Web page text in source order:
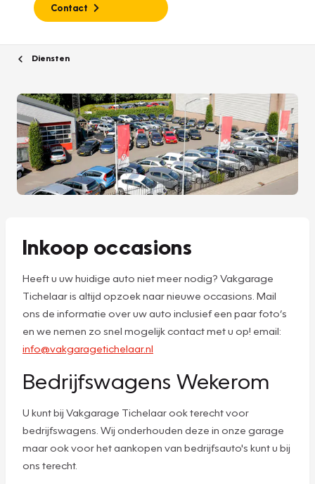
Contact
Diensten
Inkoop occasions
Heeft u uw huidige auto niet meer nodig? Vakgarage
Tichelaar is altijd opzoek naar nieuwe occasions. Mail
ons de informatie over uw auto inclusief een paar foto’s
en we nemen zo snel mogelijk contact met u op! email:
info@vakgaragetichelaar.nl
Bedrijfswagens Wekerom
U kunt bij Vakgarage Tichelaar ook terecht voor
bedrijfswagens. Wij onderhouden deze in onze garage
maar ook voor het aankopen van bedrijfsauto's kunt u bij
ons terecht.